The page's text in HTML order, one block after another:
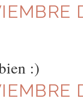
:)